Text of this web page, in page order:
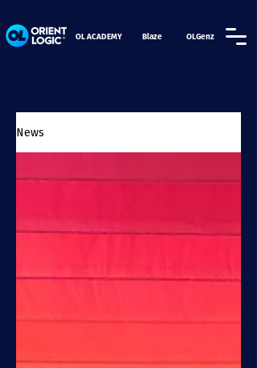
OL ACADEMY Blaze OLGenz
News